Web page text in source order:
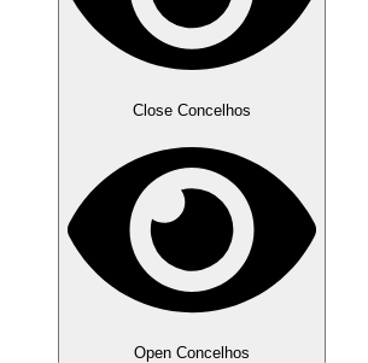
Close Concelhos
Open Concelhos